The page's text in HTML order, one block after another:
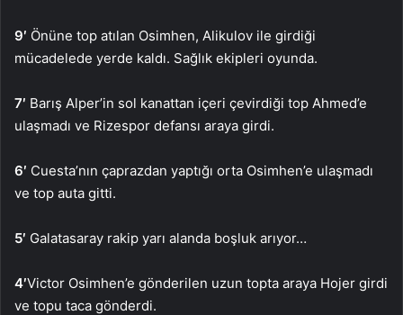
9′ Önüne top atılan Osimhen, Alikulov ile girdiği
mücadelede yerde kaldı. Sağlık ekipleri oyunda.
7′ Barış Alper’in sol kanattan içeri çevirdiği top Ahmed’e
ulaşmadı ve Rizespor defansı araya girdi.
6′ Cuesta’nın çaprazdan yaptığı orta Osimhen’e ulaşmadı
ve top auta gitti.
5′ Galatasaray rakip yarı alanda boşluk arıyor…
4′Victor Osimhen’e gönderilen uzun topta araya Hojer girdi
ve topu taca gönderdi.